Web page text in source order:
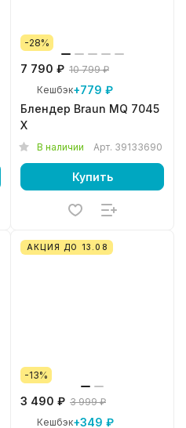
-28%
7 790 ₽ 10 799 ₽
Кешбэк+779 ₽
Блендер Braun MQ 7045
X
В наличии Арт. 39133690
Купить
АКЦИЯ ДО 13.08
-13%
3 490 ₽ 3 999 ₽
Кешбэк+349 ₽